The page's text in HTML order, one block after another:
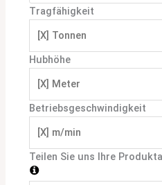
Tragfähigkeit
Hubhöhe
Betriebsgeschwindigkeit
Teilen Sie uns Ihre